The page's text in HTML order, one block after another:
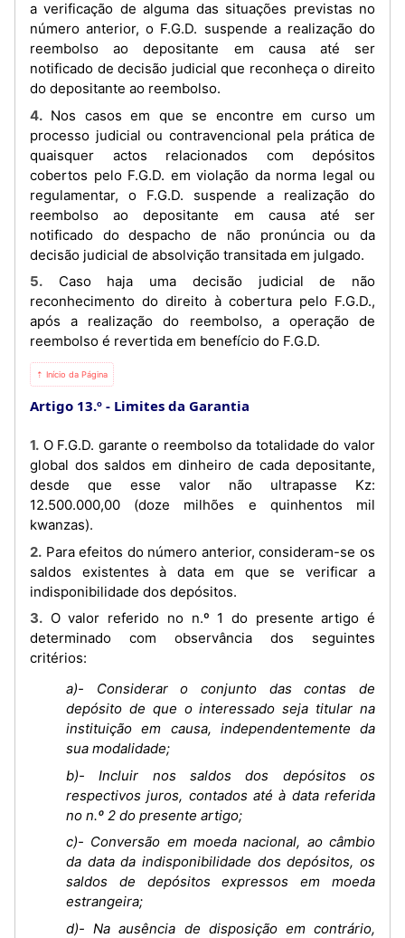
a verificação de alguma das situações previstas no
número anterior, o F.G.D. suspende a realização do
reembolso ao depositante em causa até ser
notificado de decisão judicial que reconheça o direito
do depositante ao reembolso.
4. Nos casos em que se encontre em curso um
processo judicial ou contravencional pela prática de
quaisquer actos relacionados com depósitos
cobertos pelo F.G.D. em violação da norma legal ou
regulamentar, o F.G.D. suspende a realização do
reembolso ao depositante em causa até ser
notificado do despacho de não pronúncia ou da
decisão judicial de absolvição transitada em julgado.
5. Caso haja uma decisão judicial de não
reconhecimento do direito à cobertura pelo F.G.D.,
após a realização do reembolso, a operação de
reembolso é revertida em benefício do F.G.D.
⇡ Início da Página
Artigo 13.º Limites da Garantia
1. O F.G.D. garante o reembolso da totalidade do valor
global dos saldos em dinheiro de cada depositante,
desde que esse valor não ultrapasse Kz:
12.500.000,00 (doze milhões e quinhentos mil
kwanzas).
2. Para efeitos do número anterior, consideram-se os
saldos existentes à data em que se verificar a
indisponibilidade dos depósitos.
3. O valor referido no n.º 1 do presente artigo é
determinado com observância dos seguintes
critérios:
a)- Considerar o conjunto das contas de
depósito de que o interessado seja titular na
instituição em causa, independentemente da
sua modalidade;
b)- Incluir nos saldos dos depósitos os
respectivos juros, contados até à data referida
no n.º 2 do presente artigo;
c)- Conversão em moeda nacional, ao câmbio
da data da indisponibilidade dos depósitos, os
saldos de depósitos expressos em moeda
estrangeira;
d)- Na ausência de disposição em contrário,